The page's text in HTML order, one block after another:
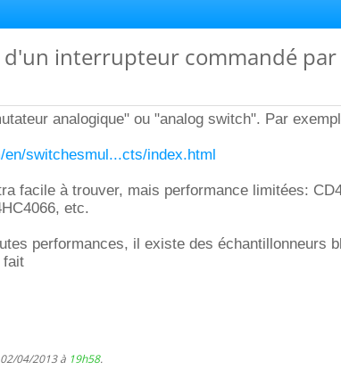
d'un interrupteur commandé
analogique" ou "analog switch". Par
en/switchesmul...cts/index.html
facile à trouver, mais performance limitées:
etc.
performances, il existe des échantillonneurs
fait
04/2013 à 19h58.